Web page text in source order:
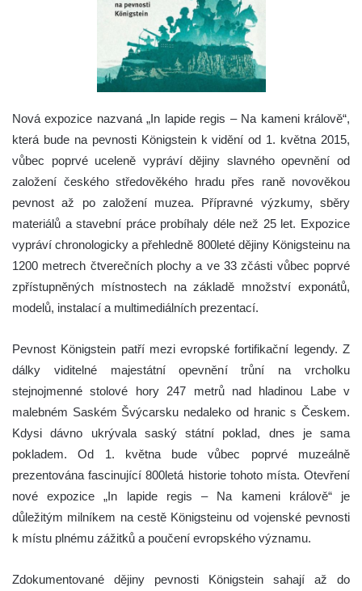
Nová expozice nazvaná „In lapide regis – Na kameni králově“,
která bude na pevnosti Königstein k vidění od 1. května 2015,
vůbec poprvé uceleně vypráví dějiny slavného opevnění od
založení českého středověkého hradu přes raně novověkou
pevnost až po založení muzea. Přípravné výzkumy, sběry
materiálů a stavební práce probíhaly déle než 25 let. Expozice
vypráví chronologicky a přehledně 800leté dějiny Königsteinu na
1200 metrech čtverečních plochy a ve 33 zčásti vůbec poprvé
zpřístupněných místnostech na základě množství exponátů,
modelů, instalací a multimediálních prezentací.
Pevnost Königstein patří mezi evropské fortifikační legendy. Z
dálky viditelné majestátní opevnění trůní na vrcholku
stejnojmenné stolové hory 247 metrů nad hladinou Labe v
malebném Saském Švýcarsku nedaleko od hranic s Českem.
Kdysi dávno ukrývala saský státní poklad, dnes je sama
pokladem. Od 1. května bude vůbec poprvé muzeálně
prezentována fascinující 800letá historie tohoto místa. Otevření
nové expozice „In lapide regis – Na kameni králově“ je
důležitým milníkem na cestě Königsteinu od vojenské pevnosti
k místu plnému zážitků a poučení evropského významu.
Zdokumentované dějiny pevnosti Königstein sahají až do